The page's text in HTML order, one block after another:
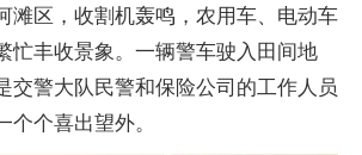
滩区，收割机轰鸣，农用车、电动车
忙丰收景象。一辆警车驶入田间地
交警大队民警和保险公司的工作人员
个个喜出望外。